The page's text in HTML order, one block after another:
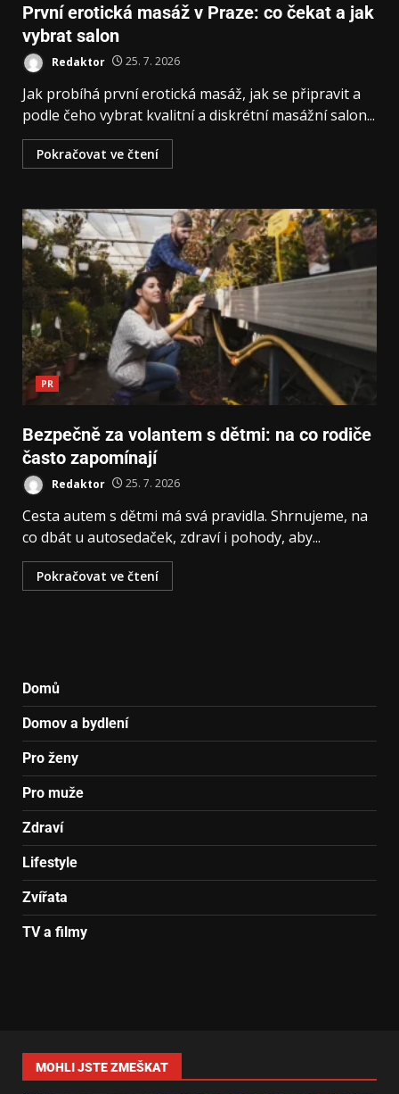
První erotická masáž v Praze: co čekat a jak
vybrat salon
Redaktor 25. 7. 2026
Jak probíhá první erotická masáž, jak se připravit a
podle čeho vybrat kvalitní a diskrétní masážní salon...
Pokračovat ve čtení
PR
Bezpečně za volantem s dětmi: na co rodiče
často zapomínají
Redaktor 25. 7. 2026
Cesta autem s dětmi má svá pravidla. Shrnujeme, na
co dbát u autosedaček, zdraví i pohody, aby...
Pokračovat ve čtení
Domů
Domov a bydlení
Pro ženy
Pro muže
Zdraví
Lifestyle
Zvířata
TV a filmy
MOHLI JSTE ZMEŠKAT